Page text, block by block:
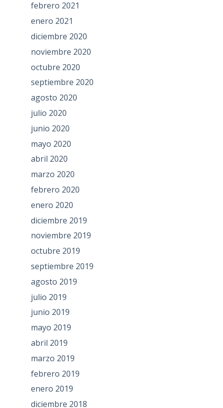
febrero 2021
enero 2021
diciembre 2020
noviembre 2020
octubre 2020
septiembre 2020
agosto 2020
julio 2020
junio 2020
mayo 2020
abril 2020
marzo 2020
febrero 2020
enero 2020
diciembre 2019
noviembre 2019
octubre 2019
septiembre 2019
agosto 2019
julio 2019
junio 2019
mayo 2019
abril 2019
marzo 2019
febrero 2019
enero 2019
diciembre 2018